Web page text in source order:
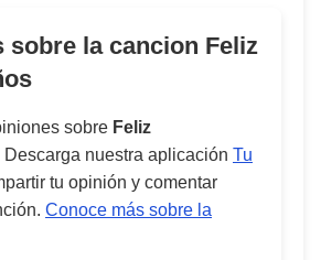
sobre la cancion Feliz
sobre Feliz
Descarga nuestra aplicación Tu
tu opinión y comentar
Conoce más sobre la